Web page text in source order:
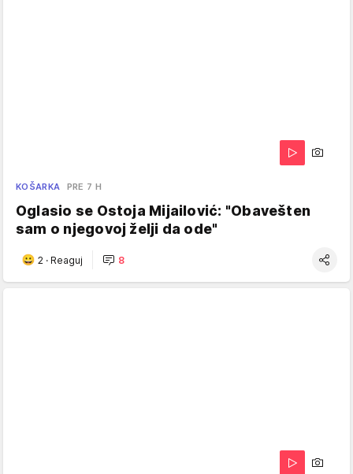
KOŠARKA PRE 7 H
Oglasio se Ostoja Mijailović: "Obavešten
sam o njegovoj želji da ode"
2 · Reaguj 8